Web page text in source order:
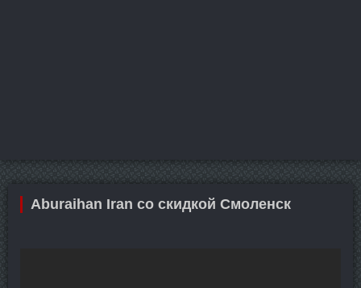
Aburaihan Iran со скидкой Смоленск